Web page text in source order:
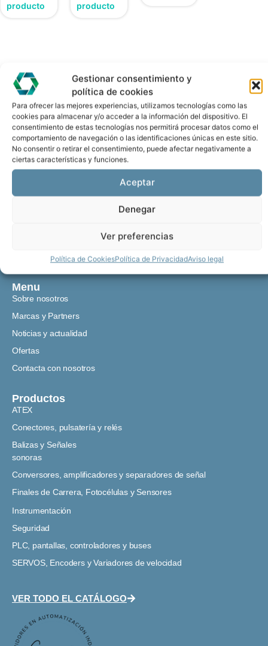
Gestionar consentimiento y
política de cookies
Para ofrecer las mejores experiencias, utilizamos tecnologías como las
cookies para almacenar y/o acceder a la información del dispositivo. El
consentimiento de estas tecnologías nos permitirá procesar datos como el
comportamiento de navegación o las identificaciones únicas en este sitio.
No consentir o retirar el consentimiento, puede afectar negativamente a
ciertas características y funciones.
Aceptar
Denegar
Ver preferencias
Política de CookiesPolítica de PrivacidadAviso legal
producto
producto
Desde 1983
siendo líderes
ES / EN
Menu
Sobre nosotros
Marcas y Partners
Noticias y actualidad
Ofertas
Contacta con nosotros
Productos
ATEX
Conectores, pulsatería y relés
Balizas y Señales
sonoras
Conversores, amplificadores y separadores de señal
Finales de Carrera, Fotocélulas y Sensores
Instrumentación
Seguridad
PLC, pantallas, controladores y buses
SERVOS, Encoders y Variadores de velocidad
VER TODO EL CATÁLOGO